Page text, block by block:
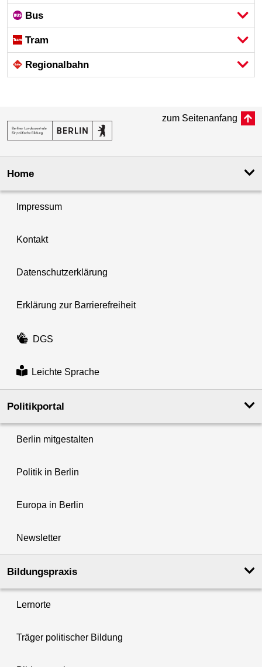
Bus
Tram
Regional­bahn
zum Seitenanfang
Home
Impressum
Kontakt
Datenschutzerklärung
Erklärung zur Barrierefreiheit
DGS
Leichte Sprache
Politikportal
Berlin mitgestalten
Politik in Berlin
Europa in Berlin
Newsletter
Bildungspraxis
Lernorte
Träger politischer Bildung